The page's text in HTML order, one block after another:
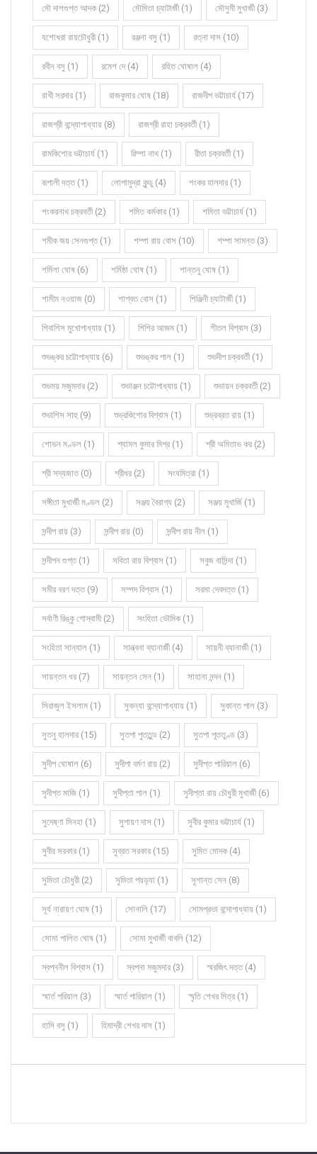
মৌ দাশগুপ্ত আদক (2) মৌমিতা চ্যাটার্জী (1) মৌসুমী মুখার্জী (3)
যশোধরা রায়চৌধুরী (1) রঞ্জনা বসু (1) রত্না দাস (10)
রবীন বসু (1) রমেশ দে (4) রহিত ঘোষাল (4)
রাখী সরদার (1) রাজকুমার ঘোষ (18) রাজদীপ ভট্টাচার্য (17)
রাজশ্রী বন্দ্যোপাধ্যায় (8) রাজশ্রী রাহা চক্রবর্তী (1)
রামকিশোর ভট্টাচার্য (1) রিম্পা নাথ (1) রীতা চক্রবর্তী (1)
রূপালী দত্ত (1) লোপামুদ্রা কুন্ডু (4) শংকর হালদার (1)
শংকরনাথ চক্রবর্তী (2) শমিত কর্মকার (1) শমিতা ভট্টাচার্য (1)
শমীক জয় সেনগুপ্ত (1) শম্পা রায় বোস (10) শম্পা সামন্ত (3)
শর্মিলা ঘোষ (6) শর্মিষ্ঠা ঘোষ (1) শান্তনু ঘোষ (1)
শামীম নওয়াজ (0) শাশ্বত বোস (1) শিঞ্জিনী চ্যাটার্জী (1)
শিবাশিস মুখোপাধ্যায় (1) শিশির আজম (1) শীতল বিশ্বাস (3)
শুভঙ্কর চট্টোপাধ্যায় (6) শুভঙ্কর পাল (1) শুভদীপ চক্রবর্তী (1)
শুভময় মজুমদার (2) শুভাঞ্জন চট্টোপাধ্যায় (1) শুভায়ন চক্রবর্তী (2)
শুভাশিস সাহু (9) শুভ্রকিশোর বিশ্বাস (1) শুভ্রব্রত রায় (1)
শোভন মণ্ডল (1) শ্যামল কুমার মিশ্র (1) শ্রী অমিতাভ কর (2)
শ্রী সদ্যজাত (0) শ্রীধর (2) সংঘমিত্রা (1)
সঙ্গীতা মুখার্জী মণ্ডল (2) সঞ্জয় বৈরাগ্য (2) সঞ্জয় মুখার্জি (1)
সন্দীপ রায় (3) সন্দীপ রায় (0) সন্দীপ রায় নীল (1)
সন্দীপন গুপ্ত (1) সবিতা রায় বিশ্বাস (1) সবুজ বাসিন্দা (1)
সমীর বরণ দত্ত (9) সম্পদ বিশ্বাস (1) সরমা দেবদত্ত (1)
সর্বাণী রিঙ্কু গোস্বামী (2) সংহিতা ভৌমিক (1)
সংহিতা সান্যাল (1) সান্ত্বনা ব্যানার্জী (4) সায়নী ব্যানার্জী (1)
সায়ন্তন ধর (7) সায়ন্তন সেন (1) সাহানা নন্দন (1)
সিরাজুল ইসলাম (1) সুকন্যা বন্দ্যোপাধ্যায় (1) সুকান্ত পাল (3)
সুতনু হালদার (15) সুতপা পুততুন্ড (2) সুতপা পূততুণ্ড (3)
সুদীপ ঘোষাল (6) সুদীপা বর্মণ রায় (2) সুদীপ্ত পারিয়াল (6)
সুদীপ্ত মাজি (1) সুদীপ্তা পাল (1) সুদীপ্তা রায় চৌধুরী মুখার্জী (6)
সুদেষ্ণা সিনহা (1) সুপায়ণ দাস (1) সুবীর কুমার ভট্টাচার্য (1)
সুবীর সরকার (1) সুব্রত সরকার (15) সুমিত মোদক (4)
সুমিতা চৌধুরী (2) সুমিতা পয়ড়্যা (1) সুশান্ত সেন (8)
সূর্য নারায়ণ ঘোষ (1) সোনালি (17) সোমপ্রভা বন্দোপাধ্যায় (1)
সোমা পালিত ঘোষ (1) সোমা মুখার্জী বাবলি (12)
স্বপ্ননীল বিশ্বাস (1) স্বপ্না মজুমদার (3) স্মরজিৎ দত্ত (4)
স্মার্ত পরিয়াল (3) স্মার্ত পারিয়াল (1) স্মৃতি শেখর মিত্র (1)
হাসি বসু (1) হিমাদ্রী শেখর দাস (1)